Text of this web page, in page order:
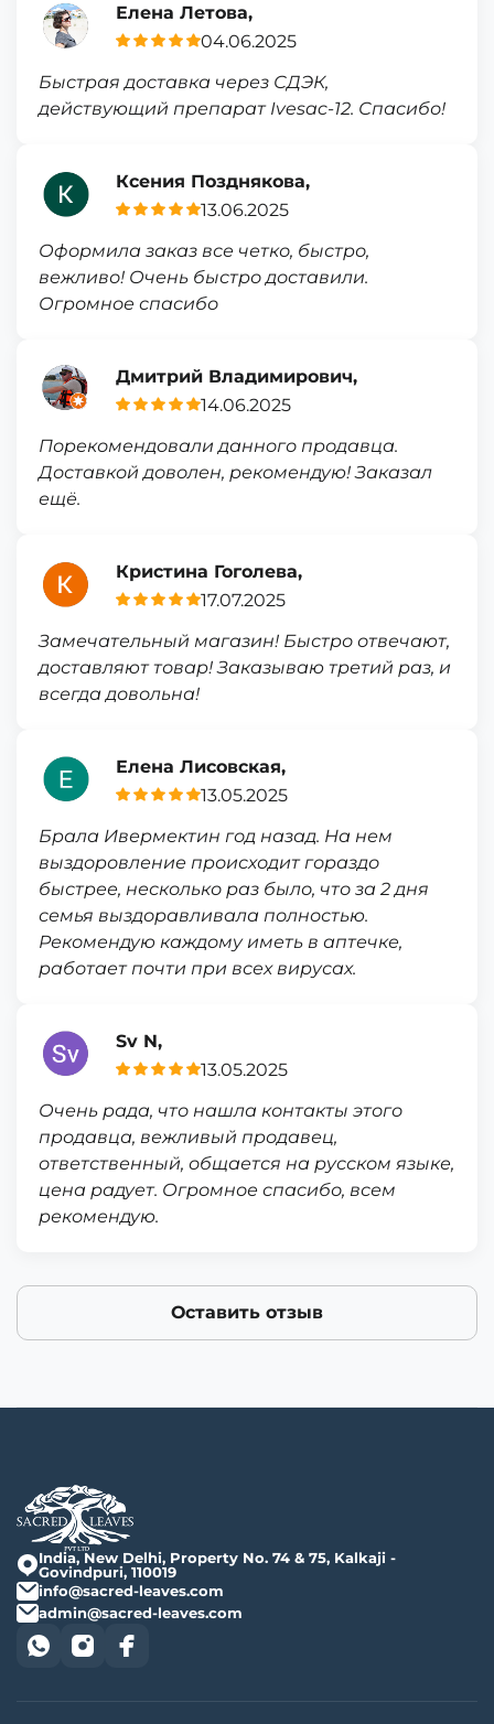
Елена Летова,
04.06.2025
Быстрая доставка через СДЭК,
действующий препарат Ivesac-12. Спасибо!
Ксения Позднякова,
13.06.2025
Оформила заказ все четко, быстро,
вежливо! Очень быстро доставили.
Огромное спасибо
Дмитрий Владимирович,
14.06.2025
Порекомендовали данного продавца.
Доставкой доволен, рекомендую! Заказал
ещё.
Кристина Гоголева,
17.07.2025
Замечательный магазин! Быстро отвечают,
доставляют товар! Заказываю третий раз, и
всегда довольна!
Елена Лисовская,
13.05.2025
Брала Ивермектин год назад. На нем
выздоровление происходит гораздо
быстрее, несколько раз было, что за 2 дня
семья выздоравливала полностью.
Рекомендую каждому иметь в аптечке,
работает почти при всех вирусах.
Sv N,
13.05.2025
Очень рада, что нашла контакты этого
продавца, вежливый продавец,
ответственный, общается на русском языке,
цена радует. Огромное спасибо, всем
рекомендую.
Оставить отзыв
India, New Delhi, Property No. 74 & 75, Kalkaji -
Govindpuri, 110019
info@sacred-leaves.com
admin@sacred-leaves.com